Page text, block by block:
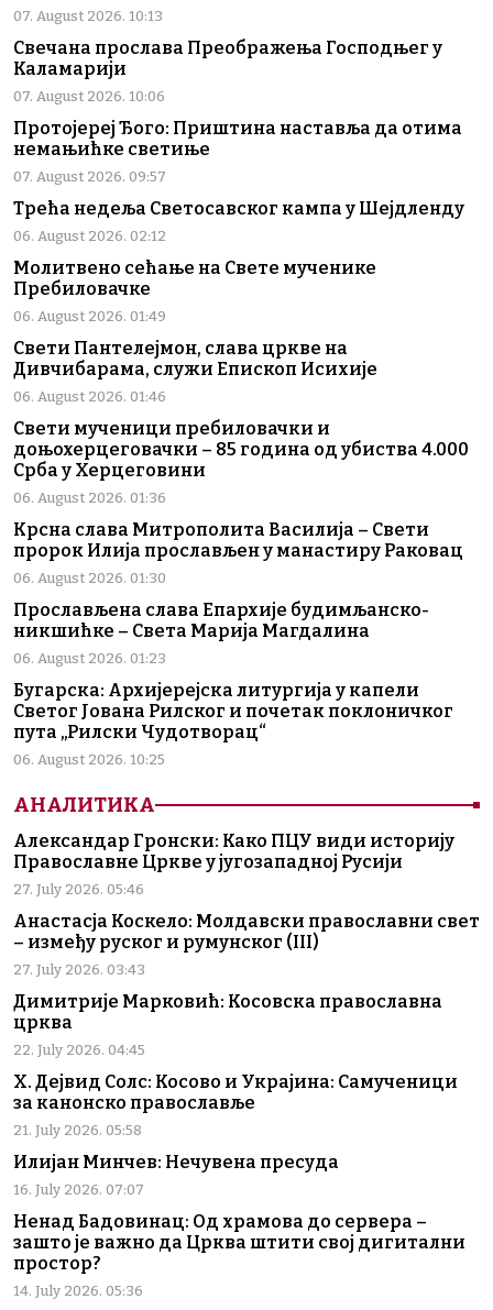
07. August 2026. 10:13
Свечана прослава Преображења Господњег у
Каламарији
07. August 2026. 10:06
Протојереј Ђого: Приштина наставља да отима
немањићке светиње
07. August 2026. 09:57
Трећа недеља Светосавског кампа у Шејдленду
06. August 2026. 02:12
Молитвено сећање на Свете мученике
Пребиловачке
06. August 2026. 01:49
Свети Пантелејмон, слава цркве на
Дивчибарама, служи Епископ Исихије
06. August 2026. 01:46
Свети мученици пребиловачки и
доњохерцеговачки – 85 година од убиства 4.000
Срба у Херцеговини
06. August 2026. 01:36
Крсна слава Митрополита Василија – Свети
пророк Илија прослављен у манастиру Раковац
06. August 2026. 01:30
Прослављена слава Епархије будимљанско-
никшићке – Света Марија Магдалина
06. August 2026. 01:23
Бугарска: Архијерејска литургија у капели
Светог Јована Рилског и почетак поклоничког
пута „Рилски Чудотворац“
06. August 2026. 10:25
АНАЛИТИКА
Александар Гронски: Како ПЦУ види историју
Православне Цркве у југозападној Русији
27. July 2026. 05:46
Анастасја Коскело: Молдавски православни свет
– између руског и румунског (III)
27. July 2026. 03:43
Димитрије Марковић: Косовска православна
црква
22. July 2026. 04:45
Х. Дејвид Солс: Косово и Украјина: Самученици
за канонско православље
21. July 2026. 05:58
Илијан Минчев: Нечувена пресуда
16. July 2026. 07:07
Ненад Бадовинац: Од храмова до сервера –
зашто је важно да Црква штити свој дигитални
простор?
14. July 2026. 05:36